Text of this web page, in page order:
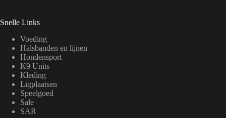
Snelle Links
Voeding
Halsbanden en lijnen
Hondensport
K9 Units
Kleding
Ligplaatsen
Speelgoed
Sale
SAR